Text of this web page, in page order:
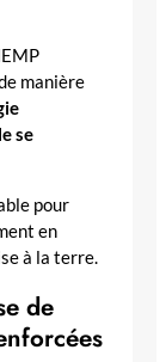
manière
se
pour
en
à la terre.
de